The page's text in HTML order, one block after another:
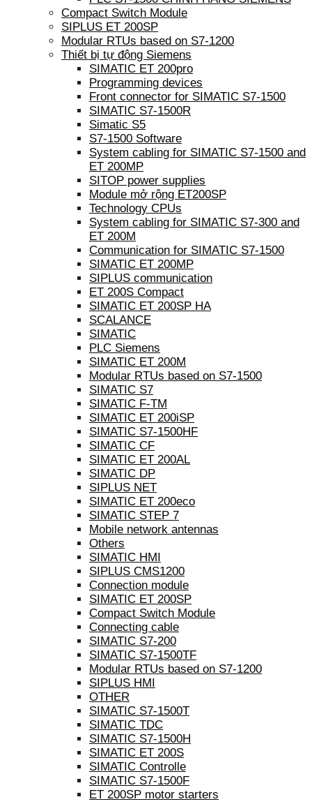
Compact Switch Module
SIPLUS ET 200SP
Modular RTUs based on S7-1200
Thiết bị tự động Siemens
SIMATIC ET 200pro
Programming devices
Front connector for SIMATIC S7-1500
SIMATIC S7-1500R
Simatic S5
S7-1500 Software
System cabling for SIMATIC S7-1500 and
ET 200MP
SITOP power supplies
Module mở rộng ET200SP
Technology CPUs
System cabling for SIMATIC S7-300 and
ET 200M
Communication for SIMATIC S7-1500
SIMATIC ET 200MP
SIPLUS communication
ET 200S Compact
SIMATIC ET 200SP HA
SCALANCE
SIMATIC
PLC Siemens
SIMATIC ET 200M
Modular RTUs based on S7-1500
SIMATIC S7
SIMATIC F-TM
SIMATIC ET 200iSP
SIMATIC S7-1500HF
SIMATIC CF
SIMATIC ET 200AL
SIMATIC DP
SIPLUS NET
SIMATIC ET 200eco
SIMATIC STEP 7
Mobile network antennas
Others
SIMATIC HMI
SIPLUS CMS1200
Connection module
SIMATIC ET 200SP
Compact Switch Module
Connecting cable
SIMATIC S7-200
SIMATIC S7-1500TF
Modular RTUs based on S7-1200
SIPLUS HMI
OTHER
SIMATIC S7-1500T
SIMATIC TDC
SIMATIC S7-1500H
SIMATIC ET 200S
SIMATIC Controlle
SIMATIC S7-1500F
ET 200SP motor starters